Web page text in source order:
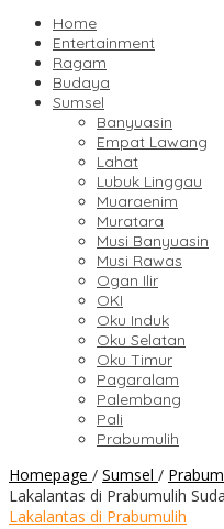
Home
Entertainment
Ragam
Budaya
Sumsel
Banyuasin
Empat Lawang
Lahat
Lubuk Linggau
Muaraenim
Muratara
Musi Banyuasin
Musi Rawas
Ogan Ilir
OKI
Oku Induk
Oku Selatan
Oku Timur
Pagaralam
Palembang
Pali
Prabumulih
Homepage / Sumsel /
Lakalantas di Prabumulih
Lakalantas di Prabumulih